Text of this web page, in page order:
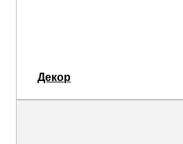
Декор